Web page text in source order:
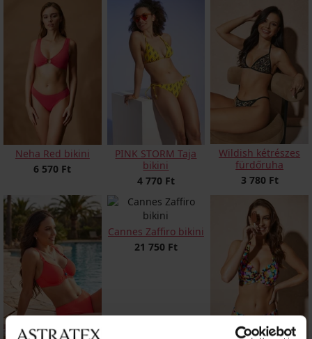
Neha Red bikini
6 570 Ft
PINK STORM Taja
bikini
4 770 Ft
Wildish kétrészes
fürdőruha
3 780 Ft
Cannes Zaffiro bikini
21 750 Ft